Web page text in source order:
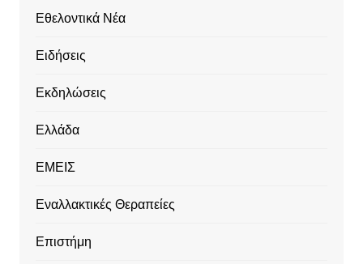
Εθελοντικά Νέα
Ειδήσεις
Εκδηλώσεις
Ελλάδα
ΕΜΕΙΣ
Εναλλακτικές Θεραπείες
Επιστήμη